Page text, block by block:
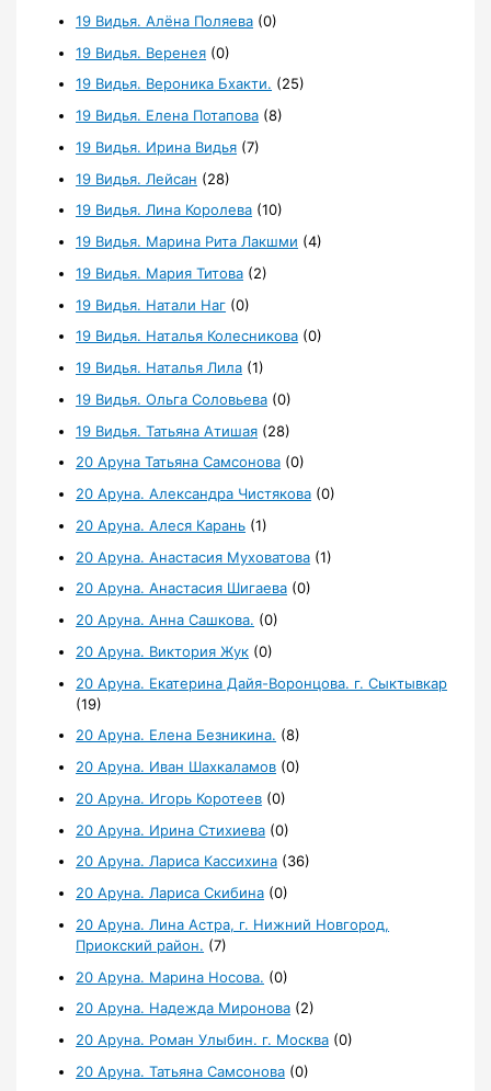
19 Видья. Алёна Поляева (0)
19 Видья. Веренея (0)
19 Видья. Вероника Бхакти. (25)
19 Видья. Елена Потапова (8)
19 Видья. Ирина Видья (7)
19 Видья. Лейсан (28)
19 Видья. Лина Королева (10)
19 Видья. Марина Рита Лакшми (4)
19 Видья. Мария Титова (2)
19 Видья. Натали Наг (0)
19 Видья. Наталья Колесникова (0)
19 Видья. Наталья Лила (1)
19 Видья. Ольга Соловьева (0)
19 Видья. Татьяна Атишая (28)
20 Аруна Татьяна Самсонова (0)
20 Аруна. Александра Чистякова (0)
20 Аруна. Алеся Карань (1)
20 Аруна. Анастасия Муховатова (1)
20 Аруна. Анастасия Шигаева (0)
20 Аруна. Анна Сашкова. (0)
20 Аруна. Виктория Жук (0)
20 Аруна. Екатерина Дайя-Воронцова. г. Сыктывкар
(19)
20 Аруна. Елена Безникина. (8)
20 Аруна. Иван Шахкаламов (0)
20 Аруна. Игорь Коротеев (0)
20 Аруна. Ирина Стихиева (0)
20 Аруна. Лариса Кассихина (36)
20 Аруна. Лариса Скибина (0)
20 Аруна. Лина Астра, г. Нижний Новгород,
Приокский район. (7)
20 Аруна. Марина Носова. (0)
20 Аруна. Надежда Миронова (2)
20 Аруна. Роман Улыбин. г. Москва (0)
20 Аруна. Татьяна Самсонова (0)